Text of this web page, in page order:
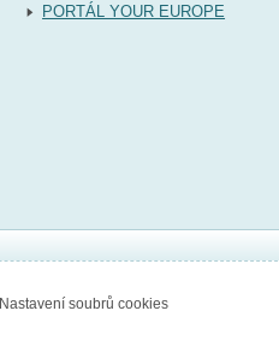
PORTÁL YOUR EUROPE
Nastavení soubrů cookies